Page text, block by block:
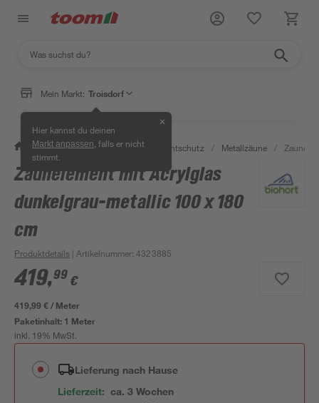
Mein Markt: Troisdorf
Hier kannst du deinen
Markt anpassen , falls er nicht
stimmt.
✕
/ Garten & Freizeit / Zäune & Sichtschutz / Metallzäune /
Zaunelement mit Acrylglas
dunkelgrau-metallic 100 x 180
cm
Produktdetails | Artikelnummer:4323885
419,99 €
419,99 € / Meter
Paketinhalt: 1 Meter
inkl. 19% MwSt.
Lieferung nach Hause
Lieferzeit: ca. 3 Wochen